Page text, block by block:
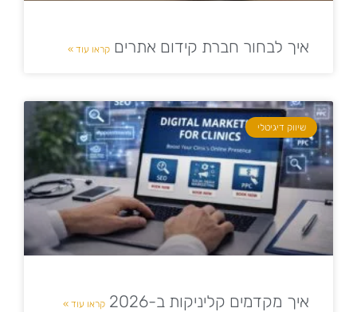
איך לבחור חברת קידום אתרים קראו עוד »
שיווק דיגיטלי
איך מקדמים קליניקות ב-2026 קראו עוד »